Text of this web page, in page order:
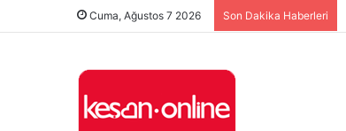
Cuma, Ağustos 7 2026 Son Dakika Haberleri